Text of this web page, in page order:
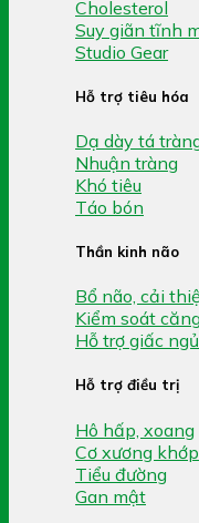
Cholesterol
Suy giãn tĩnh
Studio Gear
Hỗ trợ tiêu hóa
Dạ dày tá
Nhuận tràng
Khó tiêu
Táo bón
Thần kinh não
Bổ não, cải
Kiểm soát
Hỗ trợ giấc
Hỗ trợ điều trị
Hô hấp, xoang
Cơ xương khớp
Tiểu đường
Gan mật